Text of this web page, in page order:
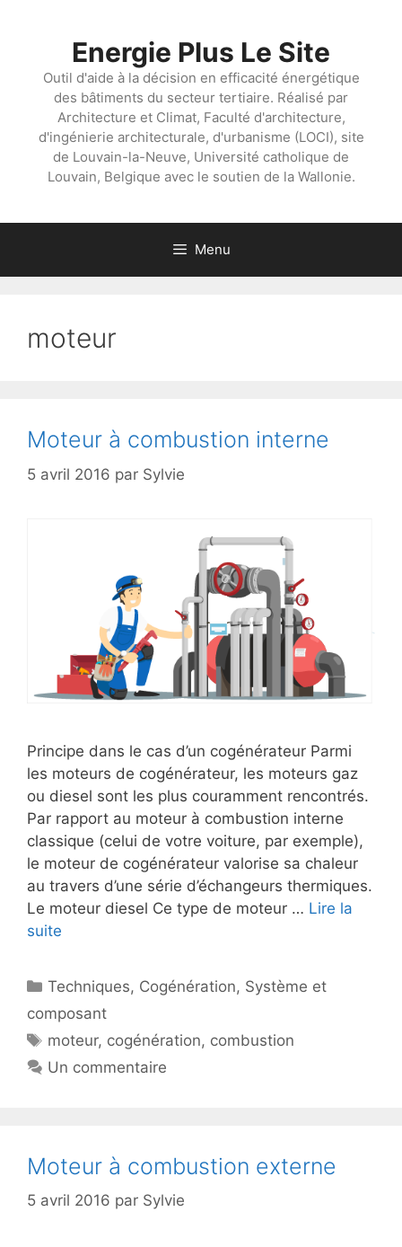
Energie Plus Le Site
Outil d'aide à la décision en efficacité énergétique
des bâtiments du secteur tertiaire. Réalisé par
Architecture et Climat, Faculté d'architecture,
d'ingénierie architecturale, d'urbanisme (LOCI), site
de Louvain-la-Neuve, Université catholique de
Louvain, Belgique avec le soutien de la Wallonie.
Menu
moteur
Moteur à combustion interne
5 avril 2016 par Sylvie
Principe dans le cas d’un cogénérateur Parmi
les moteurs de cogénérateur, les moteurs gaz
ou diesel sont les plus couramment rencontrés.
Par rapport au moteur à combustion interne
classique (celui de votre voiture, par exemple),
le moteur de cogénérateur valorise sa chaleur
au travers d’une série d’échangeurs thermiques.
Le moteur diesel Ce type de moteur … Lire la
suite
Catégories
Techniques, Cogénération, Système et
composant
Étiquettes
moteur, cogénération, combustion
Un commentaire
Moteur à combustion externe
5 avril 2016 par Sylvie